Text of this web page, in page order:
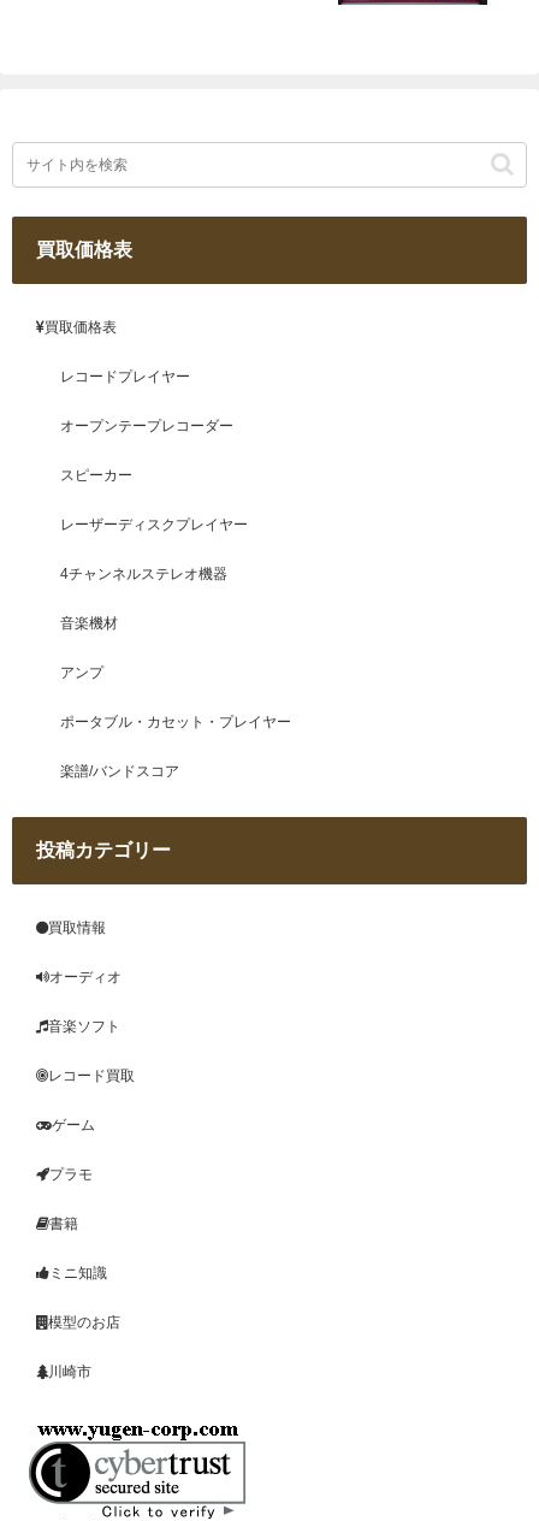
買取価格表
買取価格表
レコードプレイヤー
オープンテープレコーダー
スピーカー
レーザーディスクプレイヤー
4チャンネルステレオ機器
音楽機材
アンプ
ポータブル・カセット・プレイヤー
楽譜/バンドスコア
投稿カテゴリー
買取情報
オーディオ
音楽ソフト
レコード買取
ゲーム
プラモ
書籍
ミニ知識
模型のお店
川崎市